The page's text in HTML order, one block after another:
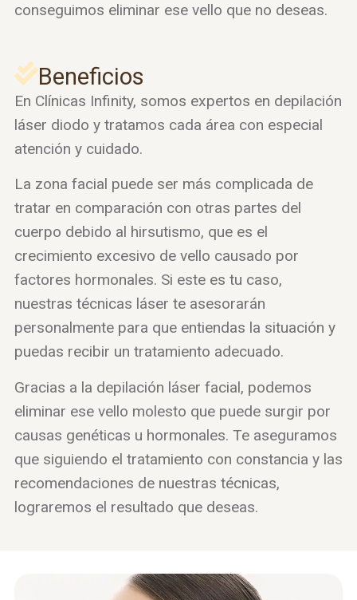
conseguimos eliminar ese vello que no deseas.
Beneficios
En Clínicas Infinity, somos expertos en depilación
láser diodo y tratamos cada área con especial
atención y cuidado.
La zona facial puede ser más complicada de
tratar en comparación con otras partes del
cuerpo debido al hirsutismo, que es el
crecimiento excesivo de vello causado por
factores hormonales. Si este es tu caso,
nuestras técnicas láser te asesorarán
personalmente para que entiendas la situación y
puedas recibir un tratamiento adecuado.
Gracias a la depilación láser facial, podemos
eliminar ese vello molesto que puede surgir por
causas genéticas u hormonales. Te aseguramos
que siguiendo el tratamiento con constancia y las
recomendaciones de nuestras técnicas,
lograremos el resultado que deseas.